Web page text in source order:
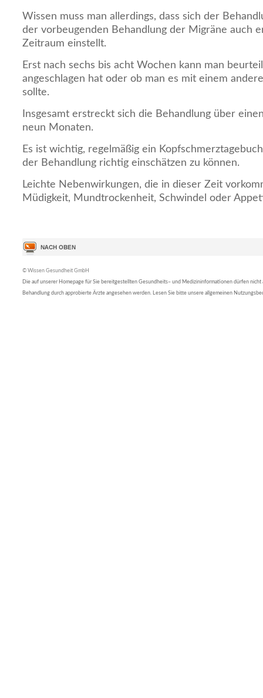
Wissen muss man allerdings, dass sich der
der vorbeugenden Behandlung der Migräne auch
Zeitraum einstellt.
Erst nach sechs bis acht Wochen kann man
angeschlagen hat oder ob man es mit einem
sollte.
Insgesamt erstreckt sich die Behandlung über
neun Monaten.
Es ist wichtig, regelmäßig ein
der Behandlung richtig einschätzen zu können.
Leichte Nebenwirkungen, die in dieser Zeit
Müdigkeit, Mundtrockenheit, Schwindel oder
© Wissen Gesundheit GmbH
Die auf unserer Homepage für Sie bereitgestellten Gesundheits– und Medizininformationen dürfen nicht
Behandlung durch approbierte Ärzte angesehen werden. Lesen Sie bitte unsere allgemeinen